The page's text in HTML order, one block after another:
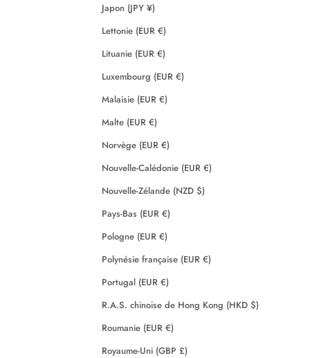
Japon (JPY ¥)
Lettonie (EUR €)
Lituanie (EUR €)
Luxembourg (EUR €)
Malaisie (EUR €)
Malte (EUR €)
Norvège (EUR €)
Nouvelle-Calédonie (EUR €)
Nouvelle-Zélande (NZD $)
Pays-Bas (EUR €)
Pologne (EUR €)
Polynésie française (EUR €)
Portugal (EUR €)
R.A.S. chinoise de Hong Kong (HKD $)
Roumanie (EUR €)
Royaume-Uni (GBP £)